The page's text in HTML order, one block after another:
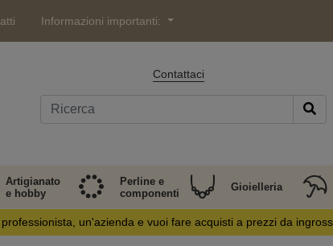
Informazioni importanti:
Contattaci
Artigianato
e hobby
Perline e
componenti
Gioielleria
professionista, un'azienda e vuoi fare acquisti a prezzi da